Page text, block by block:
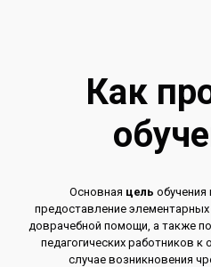
Как
Основная цель
предоставление
доврачебной помощи, а также
педагогических работников
случае возникновения